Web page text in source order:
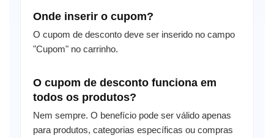
Onde inserir o cupom?
O cupom de desconto deve ser inserido no campo
"Cupom" no carrinho.
O cupom de desconto funciona em
todos os produtos?
Nem sempre. O benefício pode ser válido apenas
para produtos, categorias específicas ou compras